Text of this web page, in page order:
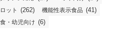
ット (262) 機能性表示食品 (41)
・幼児向け (6)